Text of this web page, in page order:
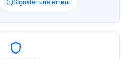
Signaler une erreur